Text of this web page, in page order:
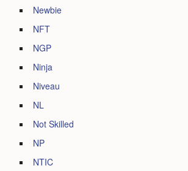
Newbie
NFT
NGP
Ninja
Niveau
NL
Not Skilled
NP
NTIC